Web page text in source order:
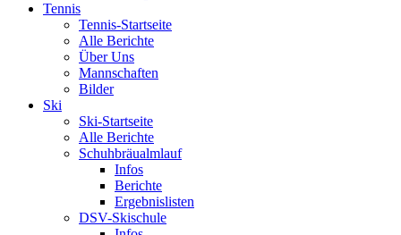
Tennis
Tennis-Startseite
Alle Berichte
Über Uns
Mannschaften
Bilder
Ski
Ski-Startseite
Alle Berichte
Schuhbräualmlauf
Infos
Berichte
Ergebnislisten
DSV-Skischule